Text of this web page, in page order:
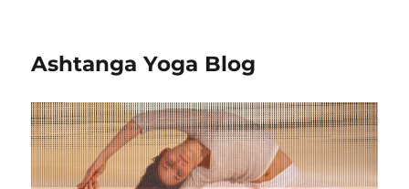
Ashtanga Yoga Blog